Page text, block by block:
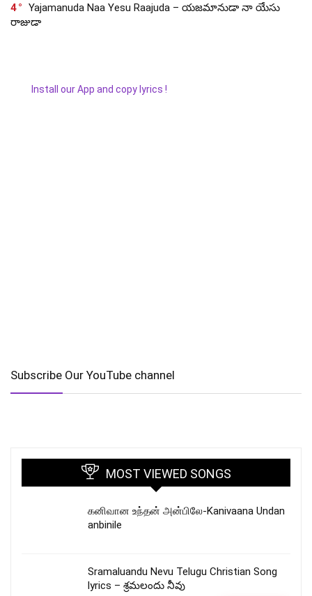
4
Yajamanuda Naa Yesu Raajuda – యజమానుడా నా యేసు
రాజుడా
Install our App and copy lyrics !
Subscribe Our YouTube channel
MOST VIEWED SONGS
கனிவான உந்தன் அன்பிலே-Kanivaana Undan
anbinile
Sramaluandu Nevu Telugu Christian Song
lyrics – శ్రమలందు నీవు